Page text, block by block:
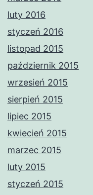
luty 2016
styczeń 2016
listopad 2015
październik 2015
wrzesień 2015
sierpień 2015
lipiec 2015
kwiecień 2015
marzec 2015
luty 2015
styczeń 2015